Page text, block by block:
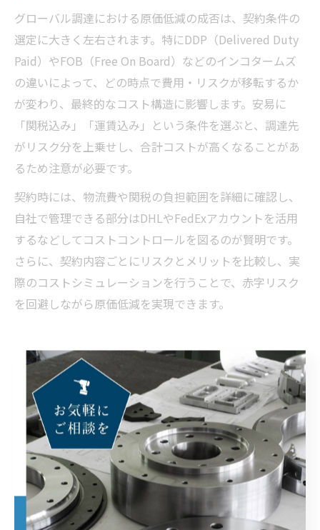
グローバル調達における原価低減の成否は、契約条件の
選定に大きく左右されます。特にDDP（Delivered Duty
Paid）やFOB（Free On Board）などのインコタームズ
の違いによって、どの時点で費用・リスクが移転するか
が変わり、最終的なコスト構造に影響します。安易に
「関税込み」「運賃込み」という条件を選ぶと、調達先
がリスク分を上乗せし、合計コストが高くなることがあ
るため注意が必要です。
契約時には、物流費や関税の負担範囲を詳細に確認し、
自社で管理できる部分はDHLやFedExアカウントを活用
するなどしてコストコントロールを図るのが賢明です。
さらに、契約内容ごとにリスクとメリットを比較し、実
際のコストシミュレーションを行うことで、赤字リスク
を回避しながら原価低減を実現できます。
物流コスト適正化を目指す実務担
当者のポイント
原価低減のための物流コスト適正化実践ポイン
ト
原価低減を目指す現場で最も見落とされがちなのが、物
流コストの全体像です。単価が安い部材や製品を海外か